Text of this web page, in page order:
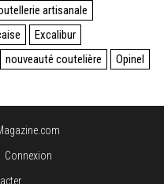
artisanale
Excalibur
nouveauté coutelière
Opinel
Connexion